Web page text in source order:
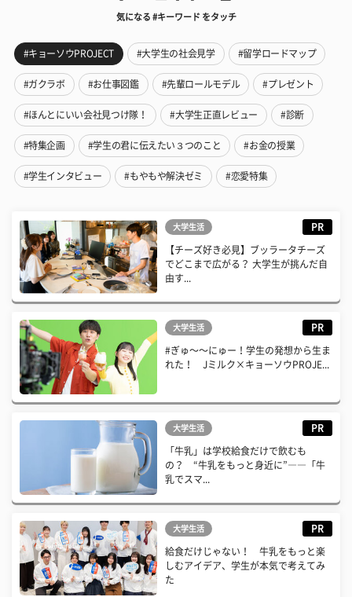
気になる #キーワード をタッチ
#キョーソウPROJECT #大学生の社会見学 #留学ロードマップ
#ガクラボ #お仕事図鑑 #先輩ロールモデル #プレゼント
#ほんとにいい会社見つけ隊！ #大学生正直レビュー #診断
#特集企画 #学生の君に伝えたい３つのこと #お金の授業
#学生インタビュー #もやもや解決ゼミ #恋愛特集
大学生活 PR
【チーズ好き必見】ブッラータチーズ
でどこまで広がる？ 大学生が挑んだ自
由す...
大学生活 PR
#ぎゅ〜〜にゅー！学生の発想から生ま
れた！ Jミルク×キョーソウPROJE...
大学生活 PR
「牛乳」は学校給食だけで飲むも
の？ “牛乳をもっと身近に”――「牛
乳でスマ...
大学生活 PR
給食だけじゃない！ 牛乳をもっと楽
しむアイデア、学生が本気で考えてみ
た